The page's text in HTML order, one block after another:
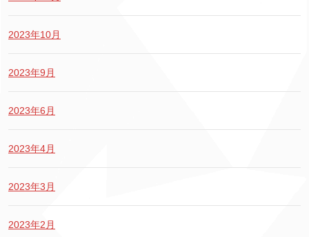
2023年10月
2023年9月
2023年6月
2023年4月
2023年3月
2023年2月